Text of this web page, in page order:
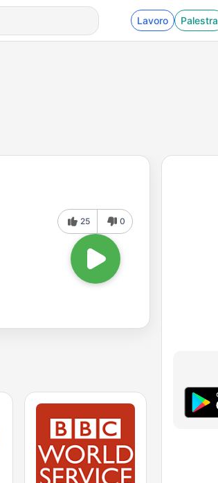
Lavoro Palestra
25 0